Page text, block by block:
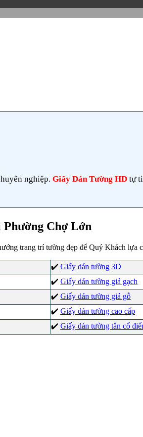
nghiệp. Giấy Dán Tường HD tự
Chợ Lớn
trang trí tường đẹp để Quý Khách lựa
✔️ Giấy dán tường 3D
✔️ Giấy dán tường giả gạch
✔️ Giấy dán tường giả gỗ
✔️ Giấy dán tường cao cấp
✔️ Giấy dán tường tân cổ